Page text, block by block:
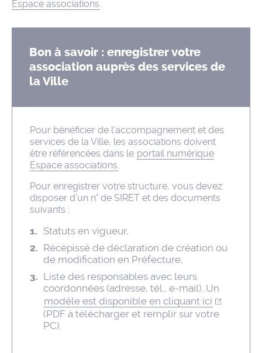
Espace associations.
Bon à savoir : enregistrer votre
association auprès des services de
la Ville
Pour bénéficier de l’accompagnement et des
services de la Ville, les associations doivent
être référencées dans le portail numérique
Espace associations.
Pour enregistrer votre structure, vous devez
disposer d’un n° de SIRET et des documents
suivants :
Statuts en vigueur,
Récépissé de déclaration de création ou
de modification en Préfecture,
Liste des responsables avec leurs
coordonnées (adresse, tél., e-mail). Un
modèle est disponible en cliquant ici
(PDF à télécharger et remplir sur votre
PC).